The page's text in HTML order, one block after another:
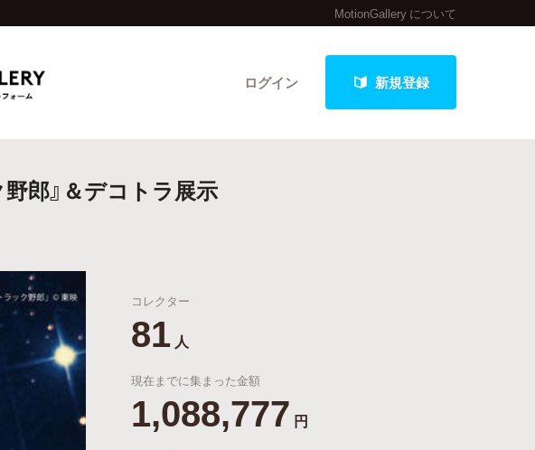
MotionGallery について
ログイン 新規登録
終了間近のプロジェクト
特集から探す 最新進捗報告から探す
郎』＆デコトラ展示
コレクター
81 人
現在までに集まった金額
1,088,777 円